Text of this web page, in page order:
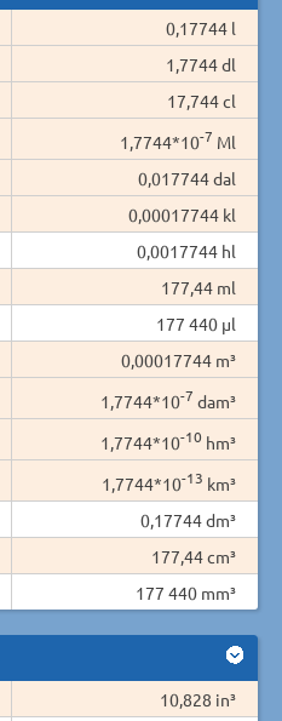
0,17744 l
1,7744 dl
17,744 cl
1,7744*10-7 Ml
0,017744 dal
0,00017744 kl
0,0017744 hl
177,44 ml
177 440 µl
0,00017744 m³
1,7744*10-7 dam³
1,7744*10-10 hm³
1,7744*10-13 km³
0,17744 dm³
177,44 cm³
177 440 mm³
10,828 in³